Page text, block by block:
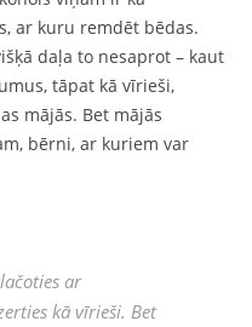
ar kuru remdēt bēdas.
daļa to nesaprot – kaut
tāpat kā vīrieši,
mājās. Bet mājās
bērni, ar kuriem var
ar
kā vīrieši. Bet